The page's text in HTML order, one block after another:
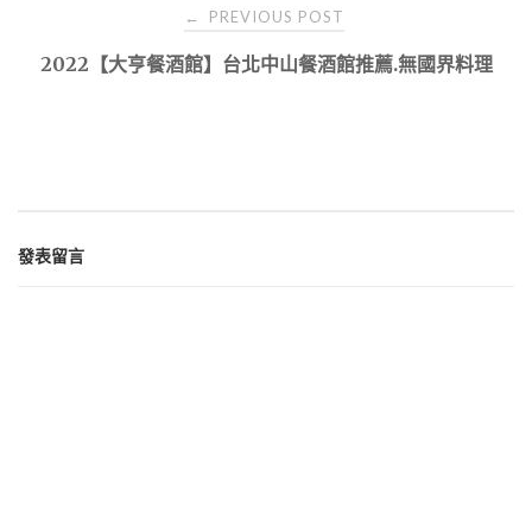
navigation
← PREVIOUS POST
2022【大亨餐酒館】台北中山餐酒館推薦.無國界料理
發表留言